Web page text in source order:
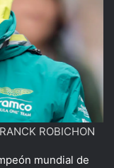
ROBICHON
mundial de